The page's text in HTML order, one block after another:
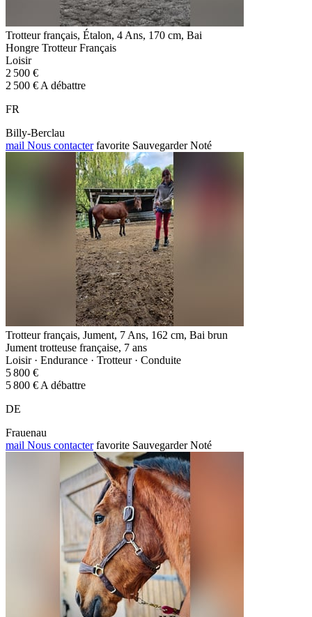
Trotteur français, Étalon, 4 Ans, 170 cm, Bai
Hongre Trotteur Français
Loisir
2 500 €
2 500 € A débattre
FR
Billy-Berclau
mail Nous contacter favorite Sauvegarder Noté
Trotteur français, Jument, 7 Ans, 162 cm, Bai brun
Jument trotteuse française, 7 ans
Loisir · Endurance · Trotteur · Conduite
5 800 €
5 800 € A débattre
DE
Frauenau
mail Nous contacter favorite Sauvegarder Noté